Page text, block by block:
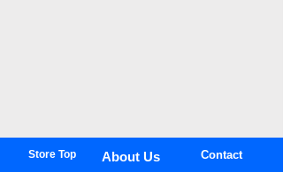
21
Store Top About Us Contact